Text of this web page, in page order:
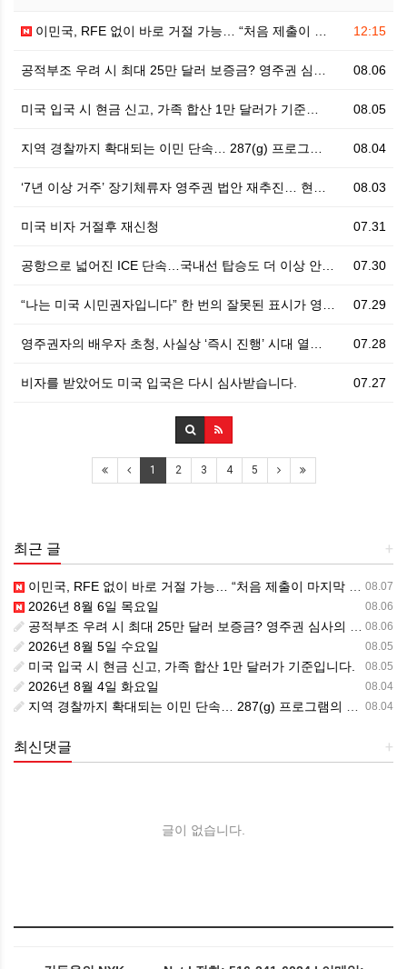
12:15
이민국, RFE 없이 바로 거절 가능… “처음 제출이 …
08.06
공적부조 우려 시 최대 25만 달러 보증금? 영주권 심…
08.05
미국 입국 시 현금 신고, 가족 합산 1만 달러가 기준…
08.04
지역 경찰까지 확대되는 이민 단속… 287(g) 프로그…
08.03
‘7년 이상 거주’ 장기체류자 영주권 법안 재추진… 현…
07.31
미국 비자 거절후 재신청
07.30
공항으로 넓어진 ICE 단속…국내선 탑승도 더 이상 안…
07.29
“나는 미국 시민권자입니다” 한 번의 잘못된 표시가 영…
07.28
영주권자의 배우자 초청, 사실상 ‘즉시 진행’ 시대 열…
07.27
비자를 받았어도 미국 입국은 다시 심사받습니다.
1 2 3 4 5
+
최근 글
08.07
이민국, RFE 없이 바로 거절 가능… “처음 제출이 마지막 기회” 시대가 시작됩니다.
08.06
2026년 8월 6일 목요일
08.06
공적부조 우려 시 최대 25만 달러 보증금? 영주권 심사의 새로운 변수
08.05
2026년 8월 5일 수요일
08.05
미국 입국 시 현금 신고, 가족 합산 1만 달러가 기준입니다.
08.04
2026년 8월 4일 화요일
08.04
지역 경찰까지 확대되는 이민 단속… 287(g) 프로그램의 대대적 확장
+
최신댓글
글이 없습니다.